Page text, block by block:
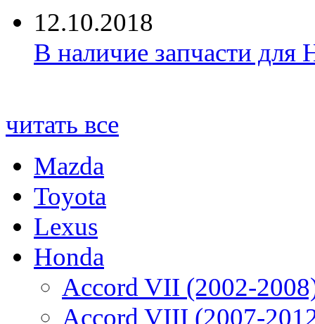
12.10.2018
В наличие запчасти для
читать все
Mazda
Toyota
Lexus
Honda
Accord VII (2002-
Accord VIII (2007-